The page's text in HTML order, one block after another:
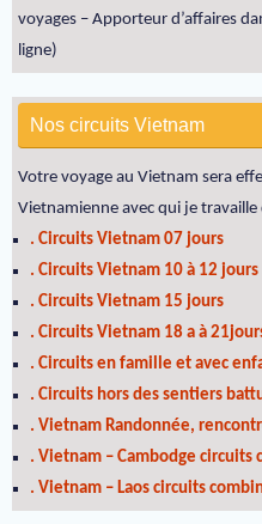
voyages – Apporteur d’affaires
ligne)
Nos circuits Vietnam
Votre voyage au Vietnam sera
Vietnamienne avec qui je
. Circuits Vietnam 07 jours
. Circuits Vietnam 10 à 12 jours
. Circuits Vietnam 15 jours
. Circuits Vietnam 18 a à
. Circuits en famille et avec
. Circuits hors des sentiers
. Vietnam Randonnée,
. Vietnam – Cambodge circuits
. Vietnam – Laos circuits